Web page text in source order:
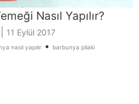
Nasıl Yapılır?
11 Eylül 2017
nasıl yapılır• barbunya pilaki